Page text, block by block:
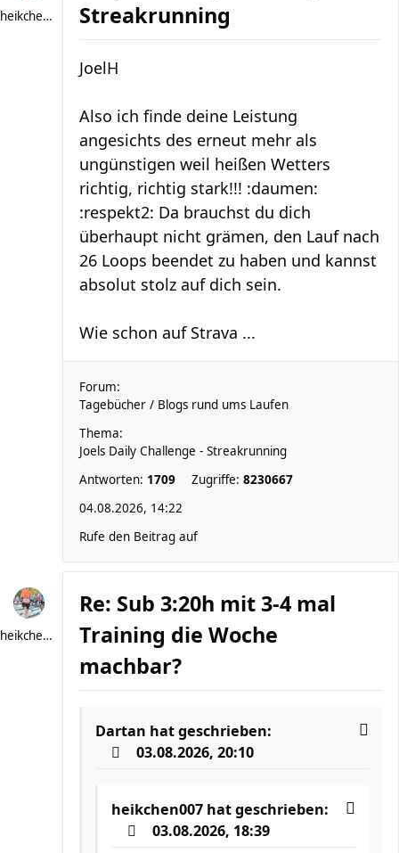
heikchen007
Streakrunning
JoelH
Also ich finde deine Leistung
angesichts des erneut mehr als
ungünstigen weil heißen Wetters
richtig, richtig stark!!! :daumen:
:respekt2: Da brauchst du dich
überhaupt nicht grämen, den Lauf nach
26 Loops beendet zu haben und kannst
absolut stolz auf dich sein.
Wie schon auf Strava ...
Forum:
Tagebücher / Blogs rund ums Laufen
Thema:
Joels Daily Challenge - Streakrunning
Antworten: 1709 Zugriffe: 8230667
04.08.2026, 14:22
Rufe den Beitrag auf
heikchen007
Re: Sub 3:20h mit 3-4 mal
Training die Woche
machbar?
Dartan hat geschrieben:
03.08.2026, 20:10
heikchen007 hat geschrieben:
03.08.2026, 18:39